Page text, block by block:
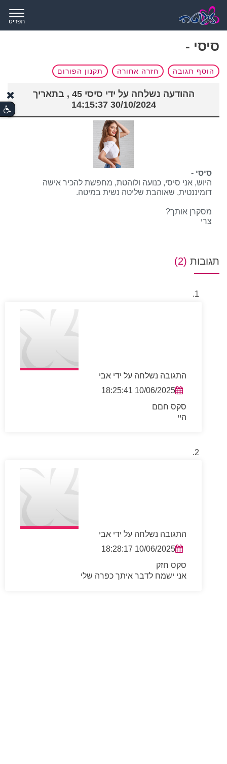
תפריט
סיסי -
הוסף תגובה חזרה אחורה תקנון הפורום
ההודעה נשלחה על ידי סיסי
45 , בתאריך
30/10/2024 14:15:37
סיסי -
היוש, אני סיסי, כנועה ולוהטת, מחפשת להכיר אישה
דומיננטית, שאוהבת שליטה נשית במיטה.
מסקרן אותך?
צרי
תגובות (2)
התגובה נשלחה על ידי אבי
10/06/2025 18:25:41
סקס חםם
היי
התגובה נשלחה על ידי אבי
10/06/2025 18:28:17
סקס חזק
אני ישמח לדבר איתך כפרה שלי